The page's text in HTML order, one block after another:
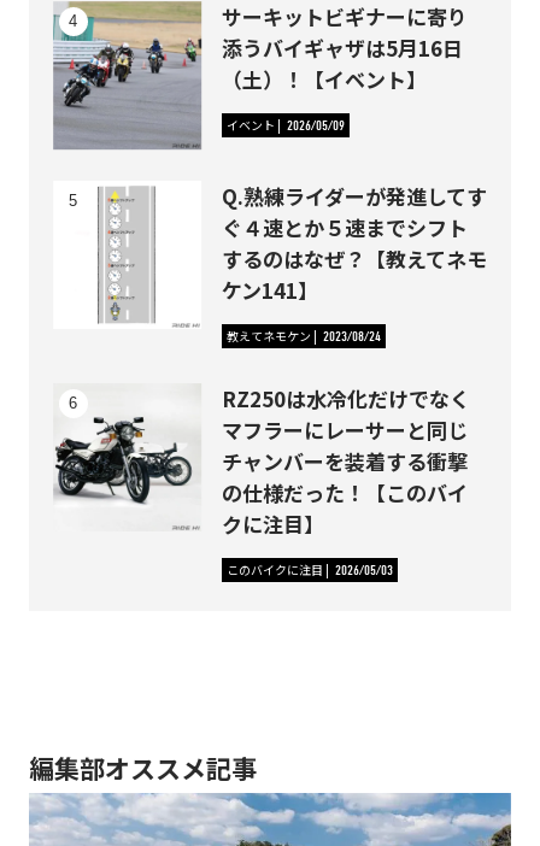
サーキットビギナーに寄り
添うバイギャザは5月16日
（土）！【イベント】
イベント 2026/05/09
Q.熟練ライダーが発進してす
ぐ４速とか５速までシフト
するのはなぜ？【教えてネモ
ケン141】
教えてネモケン 2023/08/24
RZ250は水冷化だけでなく
マフラーにレーサーと同じ
チャンバーを装着する衝撃
の仕様だった！【このバイ
クに注目】
このバイクに注目 2026/05/03
編集部オススメ記事